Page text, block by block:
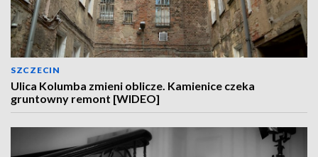
SZCZECIN
Ulica Kolumba zmieni oblicze. Kamienice czeka
gruntowny remont [WIDEO]